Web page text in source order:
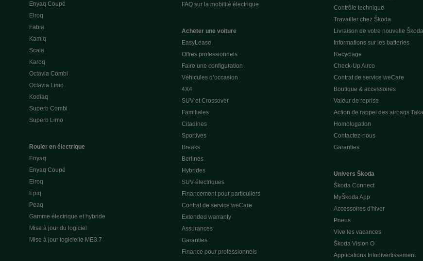
Enyaq Coupé
Elroq
Fabia
Kamiq
Scala
Karoq
Octavia Combi
Octavia Limo
Kodiaq
Superb Combi
Superb Limo
Rouler en électrique
Enyaq
Enyaq Coupé
Elroq
Epiq
Peaq
Gamme électrique et hybride
Mise à jour du logiciel
Mise à jour logicielle ME3.7
FAQ sur la mobilité électrique
Acheter une voiture
EasyLease
Offres professionnels
Faire une configuration
Véhicules d’occasion
4X4
SUV et Crossover
Familiales
Citadines
Sportives
Breaks
Berlines
Hybrides
SUV électriques
Financement pour particuliers
Contrat de service weCare
Extended warranty
Assurances
Garanties
Finance pour professionnels
Contrôle technique
Travailler chez Škoda
Livraison de votre nouvelle Škoda
Informations sur les batteries
Recyclage
Check-Up Airco
Contrat de service weCare
Boutique & accessoires
Valeur de reprise
Action de rappel des airbags
Homologation
Contactez-nous
Garanties
Univers Škoda
Škoda Connect
MyŠkoda App
Accessoires d'hiver
Pneus
Vive les vacances
Škoda Vision O
Applications Infodivertissement